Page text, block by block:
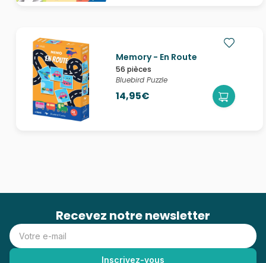
Memory - En Route
56 pièces
Bluebird Puzzle
14,95€
Recevez notre newsletter